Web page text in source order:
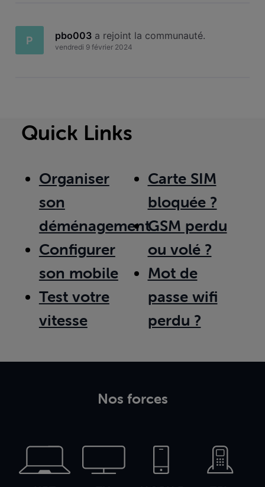
P pbo003 a rejoint la communauté.
vendredi 9 février 2024
Quick Links
Organiser
son
déménagement
Configurer
son mobile
Test votre
vitesse
Carte SIM
bloquée ?
GSM perdu
ou volé ?
Mot de
passe wifi
perdu ?
Nos forces